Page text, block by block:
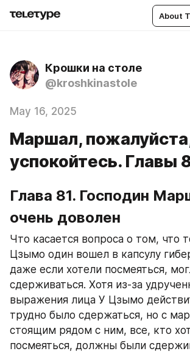
About
Крошки на столе
@kroshkinastole
May 16, 2025
Маршал,
успокойтесь. Главы
Глава 81. Господин
очень доволен
Что касается вопроса о том, что
Цзымо один вошел в капсулу
даже если хотели посмеяться,
сдерживаться. Хотя из-за
выражения лица У Цзымо
трудно было сдержаться, но с
стоящим рядом с ним, все, кто
посмеяться, должны были